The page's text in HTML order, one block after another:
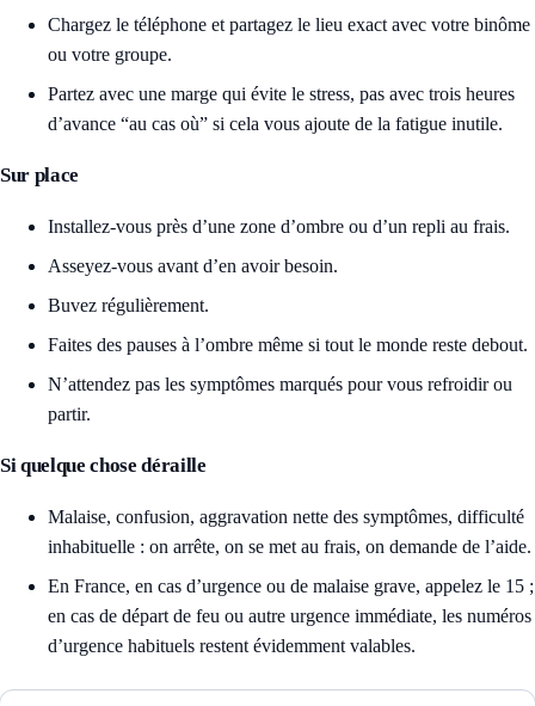
Chargez le téléphone et partagez le lieu exact avec votre binôme
ou votre groupe.
Partez avec une marge qui évite le stress, pas avec trois heures
d’avance “au cas où” si cela vous ajoute de la fatigue inutile.
Sur place
Installez-vous près d’une zone d’ombre ou d’un repli au frais.
Asseyez-vous avant d’en avoir besoin.
Buvez régulièrement.
Faites des pauses à l’ombre même si tout le monde reste debout.
N’attendez pas les symptômes marqués pour vous refroidir ou
partir.
Si quelque chose déraille
Malaise, confusion, aggravation nette des symptômes, difficulté
inhabituelle : on arrête, on se met au frais, on demande de l’aide.
En France, en cas d’urgence ou de malaise grave, appelez le 15 ;
en cas de départ de feu ou autre urgence immédiate, les numéros
d’urgence habituels restent évidemment valables.